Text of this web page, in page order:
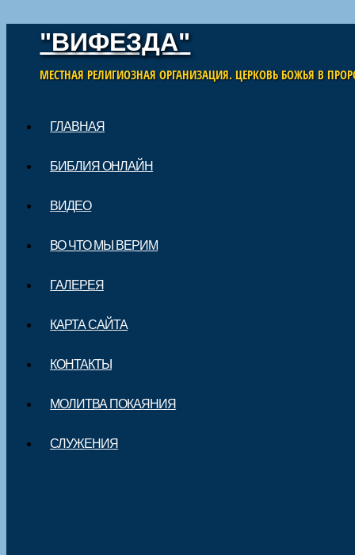
"ВИФЕЗДА"
МЕСТНАЯ РЕЛИГИОЗНАЯ ОРГАНИЗАЦИЯ. ЦЕРКОВЬ БОЖЬЯ В
Main menu
ГЛАВНАЯ
БИБЛИЯ ОНЛАЙН
ВИДЕО
ВО ЧТО МЫ ВЕРИМ
ГАЛЕРЕЯ
КАРТА САЙТА
КОНТАКТЫ
МОЛИТВА ПОКАЯНИЯ
СЛУЖЕНИЯ